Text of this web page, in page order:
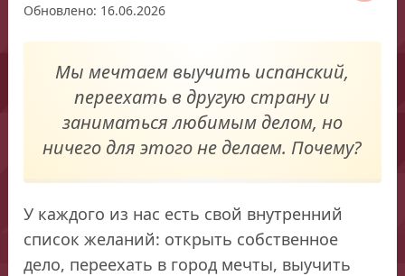
Обновлено: 16.06.2026
Мы мечтаем выучить испанский,
переехать в другую страну и
заниматься любимым делом, но
ничего для этого не делаем. Почему?
У каждого из нас есть свой внутренний
список желаний: открыть собственное
дело, переехать в город мечты, выучить